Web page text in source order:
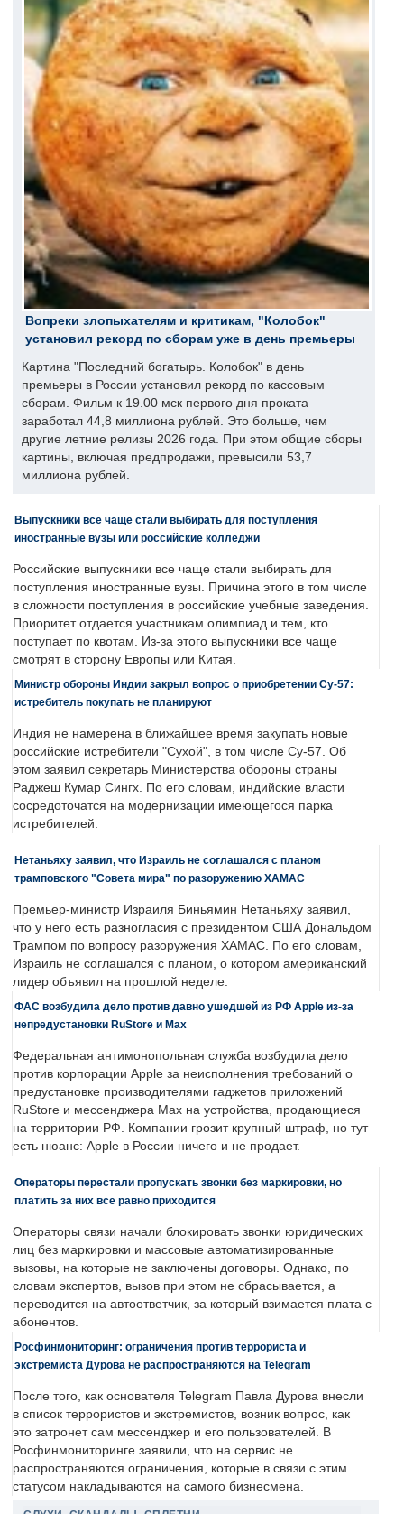
Вопреки злопыхателям и критикам, "Колобок"
установил рекорд по сборам уже в день премьеры
Картина "Последний богатырь. Колобок" в день
премьеры в России установил рекорд по кассовым
сборам. Фильм к 19.00 мск первого дня проката
заработал 44,8 миллиона рублей. Это больше, чем
другие летние релизы 2026 года. При этом общие сборы
картины, включая предпродажи, превысили 53,7
миллиона рублей.
Выпускники все чаще стали выбирать для поступления
иностранные вузы или российские колледжи
Российские выпускники все чаще стали выбирать для
поступления иностранные вузы. Причина этого в том числе
в сложности поступления в российские учебные заведения.
Приоритет отдается участникам олимпиад и тем, кто
поступает по квотам. Из-за этого выпускники все чаще
смотрят в сторону Европы или Китая.
Министр обороны Индии закрыл вопрос о приобретении Су-57:
истребитель покупать не планируют
Индия не намерена в ближайшее время закупать новые
российские истребители "Сухой", в том числе Су-57. Об
этом заявил секретарь Министерства обороны страны
Раджеш Кумар Сингх. По его словам, индийские власти
сосредоточатся на модернизации имеющегося парка
истребителей.
Нетаньяху заявил, что Израиль не соглашался с планом
трамповского "Совета мира" по разоружению ХАМАС
Премьер-министр Израиля Биньямин Нетаньяху заявил,
что у него есть разногласия с президентом США Дональдом
Трампом по вопросу разоружения ХАМАС. По его словам,
Израиль не соглашался с планом, о котором американский
лидер объявил на прошлой неделе.
ФАС возбудила дело против давно ушедшей из РФ Apple из-за
непредустановки RuStore и Max
Федеральная антимонопольная служба возбудила дело
против корпорации Apple за неисполнения требований о
предустановке производителями гаджетов приложений
RuStore и мессенджера Max на устройства, продающиеся
на территории РФ. Компании грозит крупный штраф, но тут
есть нюанс: Apple в России ничего и не продает.
Операторы перестали пропускать звонки без маркировки, но
платить за них все равно приходится
Операторы связи начали блокировать звонки юридических
лиц без маркировки и массовые автоматизированные
вызовы, на которые не заключены договоры. Однако, по
словам экспертов, вызов при этом не сбрасывается, а
переводится на автоответчик, за который взимается плата с
абонентов.
Росфинмониторинг: ограничения против террориста и
экстремиста Дурова не распространяются на Telegram
После того, как основателя Telegram Павла Дурова внесли
в список террористов и экстремистов, возник вопрос, как
это затронет сам мессенджер и его пользователей. В
Росфинмониторинге заявили, что на сервис не
распространяются ограничения, которые в связи с этим
статусом накладываются на самого бизнесмена.